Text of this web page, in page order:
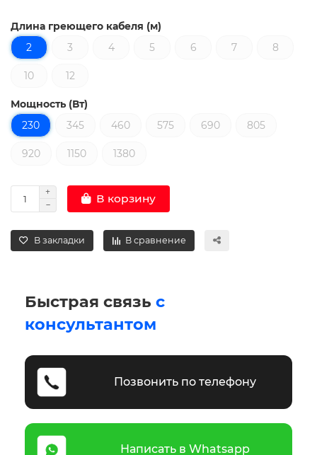
Длина греющего кабеля (м)
2
3 4 5 6 7 8
10 12
Мощность (Вт)
230
345 460 575 690 805
920 1150 1380
В корзину
В закладки В сравнение
Быстрая связь с
консультантом
Позвонить по телефону
Написать в Whatsapp